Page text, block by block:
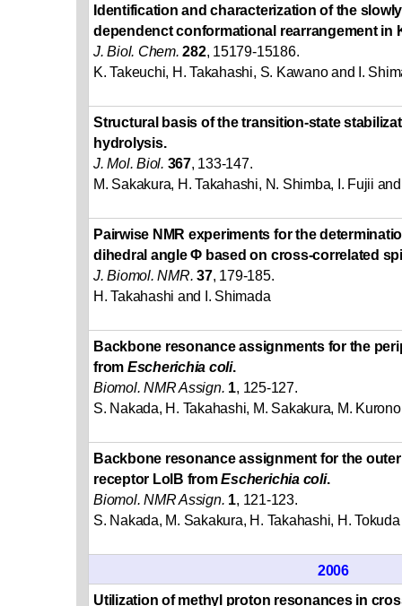
Identification and characterization of the
dependenct conformational rearrangement in
J. Biol. Chem. 282, 15179-15186.
K. Takeuchi, H. Takahashi, S. Kawano and I.
Structural basis of the transition-state
hydrolysis.
J. Mol. Biol. 367, 133-147.
M. Sakakura, H. Takahashi, N. Shimba, I. Fujii
Pairwise NMR experiments for the
dihedral angle Φ based on cross-correlated
J. Biomol. NMR. 37, 179-185.
H. Takahashi and I. Shimada
Backbone resonance assignments for the
from Escherichia coli.
Biomol. NMR Assign. 1, 125-127.
S. Nakada, H. Takahashi, M. Sakakura, M.
Backbone resonance assignment for the
receptor LolB fromEscherichia coli.
Biomol. NMR Assign. 1, 121-123.
S. Nakada, M. Sakakura, H. Takahashi, H.
2006
Utilization of methyl proton resonances in